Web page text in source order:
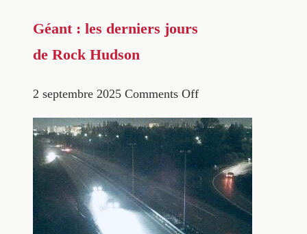
Géant : les derniers jours
de Rock Hudson
2 septembre 2025 Comments Off